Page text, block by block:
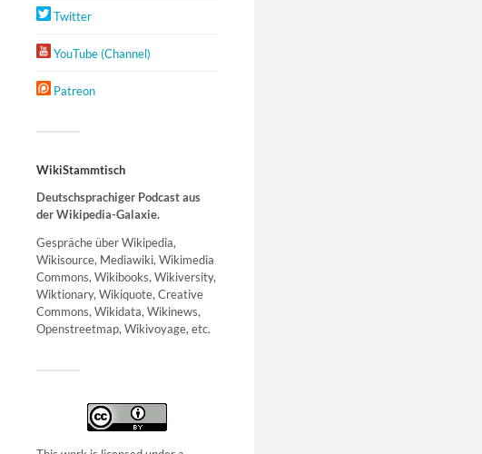
Twitter
YouTube (Channel)
Patreon
WikiStammtisch
Deutschsprachiger Podcast aus
der Wikipedia-Galaxie.
Gespräche über Wikipedia,
Wikisource, Mediawiki, Wikimedia
Commons, Wikibooks, Wikiversity,
Wiktionary, Wikiquote, Creative
Commons, Wikidata, Wikinews,
Openstreetmap, Wikivoyage, etc.